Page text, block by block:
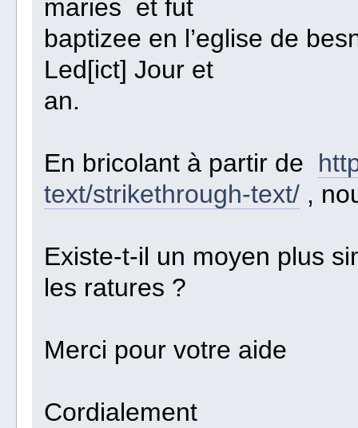
maries et fut
baptizee en l’eglise de
Led[ict] Jour et
an.
En bricolant à partir de
text/strikethrough-text/ ,
Existe-t-il un moyen plus
les ratures ?
Merci pour votre aide
Cordialement